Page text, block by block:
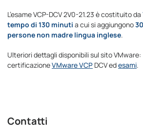
L’esame VCP-DCV 2V0-21.23 è costituito da
tempo di 130 minuti a cui si aggiungono
persone non madre lingua inglese.
Ulteriori dettagli disponibili sul sito VMware:
certificazioneVMware VCP DCV edesami.
Contatti